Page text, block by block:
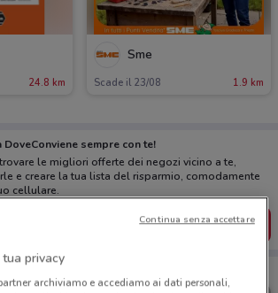
24.8 km
Sme
Scade il 23/08 1.9 km
DoveConviene sempre con te!
le migliori offerte dei negozi vicino a te,
e creare la tua lista del risparmio, comodamente
cellulare.
SCARICA L’APP
privacy
archiviamo e accediamo ai dati personali,
Continua senza accettare